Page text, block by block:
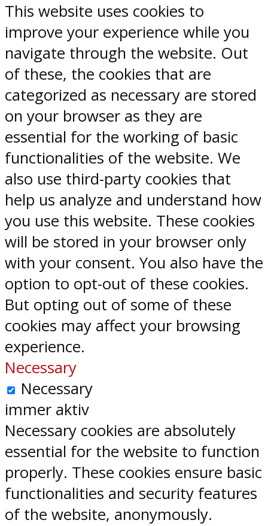
This website uses cookies to
improve your experience while you
navigate through the website. Out
of these, the cookies that are
categorized as necessary are stored
on your browser as they are
essential for the working of basic
functionalities of the website. We
also use third-party cookies that
help us analyze and understand how
you use this website. These cookies
will be stored in your browser only
with your consent. You also have the
option to opt-out of these cookies.
But opting out of some of these
cookies may affect your browsing
experience.
Necessary
Necessary
immer aktiv
Necessary cookies are absolutely
essential for the website to function
properly. These cookies ensure basic
functionalities and security features
of the website, anonymously.